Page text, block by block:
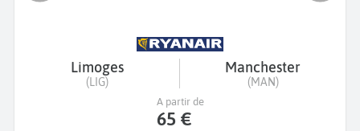
Limoges
(LIG)
Manchester
(MAN)
A partir de
65 €